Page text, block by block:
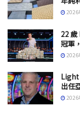
2026
22 歲
冠軍
2026
Light
出任
2026